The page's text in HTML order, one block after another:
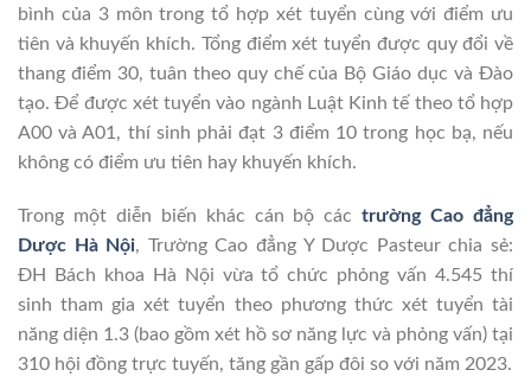
bình của 3 môn trong tổ hợp xét tuyển cùng với điểm ưu
tiên và khuyến khích. Tổng điểm xét tuyển được quy đổi về
thang điểm 30, tuân theo quy chế của Bộ Giáo dục và Đào
tạo. Để được xét tuyển vào ngành Luật Kinh tế theo tổ hợp
A00 và A01, thí sinh phải đạt 3 điểm 10 trong học bạ, nếu
không có điểm ưu tiên hay khuyến khích.
Trong một diễn biến khác cán bộ cáctrường Cao đẳng
Dược Hà Nội, Trường Cao đẳng Y Dược Pasteur chia sẻ:
ĐH Bách khoa Hà Nội vừa tổ chức phỏng vấn 4.545 thí
sinh tham gia xét tuyển theo phương thức xét tuyển tài
năng diện 1.3 (bao gồm xét hồ sơ năng lực và phỏng vấn) tại
310 hội đồng trực tuyến, tăng gần gấp đôi so với năm 2023.